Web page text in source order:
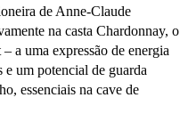
de Anne-Claude
na casta Chardonnay, o
a uma expressão de energia
e um potencial de guarda
essenciais na cave de